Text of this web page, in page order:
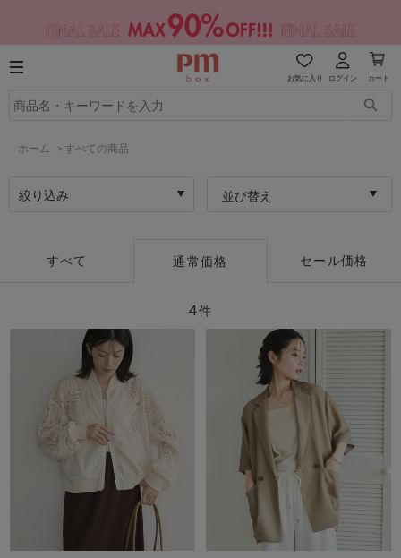
お気に入り ログイン カート
ホーム > すべての商品
絞り込み 並び替え
すべて 通常価格 セール価格
4件